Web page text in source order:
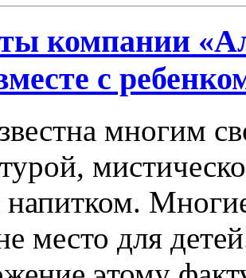
компании
с
многим
место для